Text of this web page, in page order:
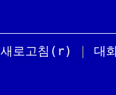
새로고침(r) | 대